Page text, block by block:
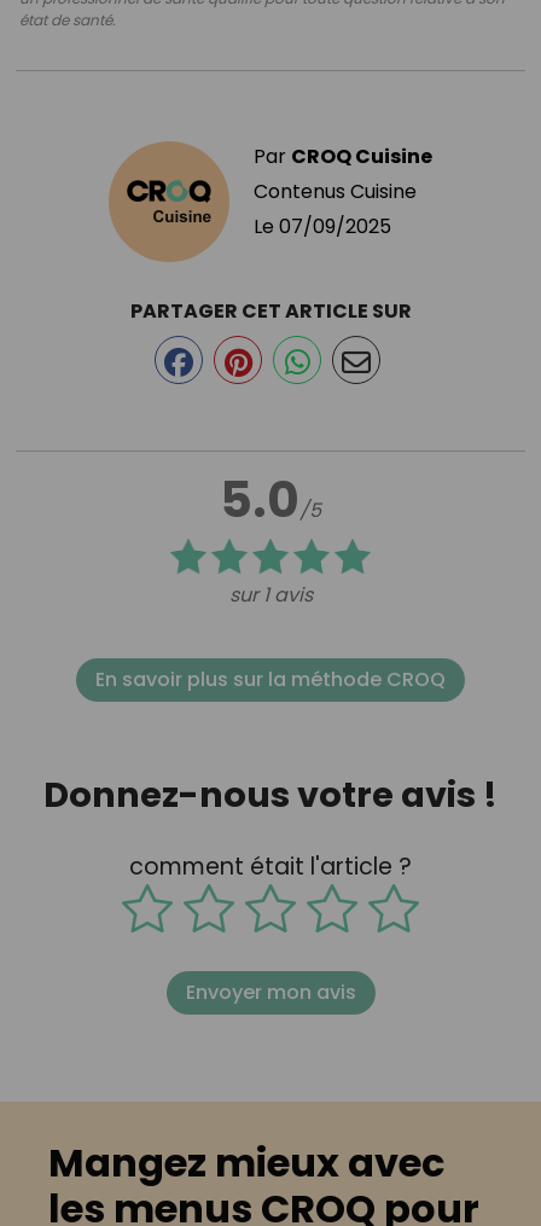
état de santé.
Par CROQ Cuisine
Contenus Cuisine
Le 07/09/2025
5.0/5
sur 1 avis
PARTAGER CET ARTICLE SUR
En savoir plus sur la méthode CROQ
Donnez-nous votre avis !
comment était l'article ?
Envoyer mon avis
Mangez mieux avec
les menus CROQ pour